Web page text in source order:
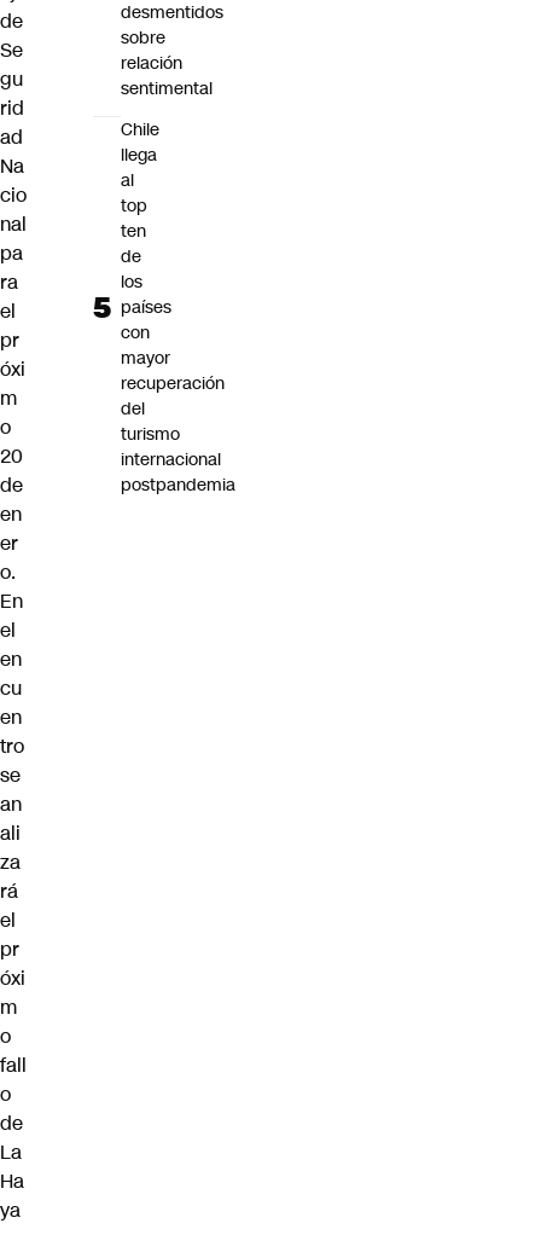
de
Se
gu
rid
ad
Na
cio
nal
pa
ra
el
pr
óxi
m
o
20
de
en
er
o.
En
el
en
cu
en
tro
se
an
ali
za
rá
el
pr
óxi
m
o
fall
o
de
La
Ha
ya
desmentidos
sobre
relación
sentimental
Chile
llega
al
top
ten
de
los
países
con
mayor
recuperación
del
turismo
internacional
postpandemia